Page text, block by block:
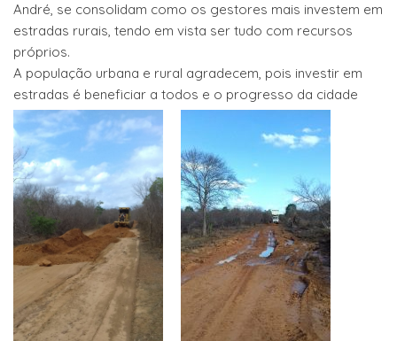
André, se consolidam como os gestores mais investem em
estradas rurais, tendo em vista ser tudo com recursos
próprios.
A população urbana e rural agradecem, pois investir em
estradas é beneficiar a todos e o progresso da cidade